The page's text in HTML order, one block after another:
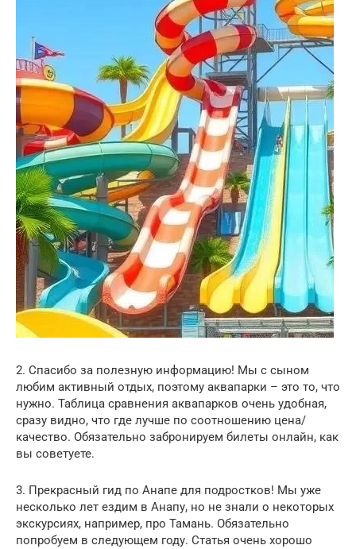
2. Спасибо за полезную информацию! Мы с сыном
любим активный отдых, поэтому аквапарки – это то, что
нужно. Таблица сравнения аквапарков очень удобная,
сразу видно, что где лучше по соотношению цена/
качество. Обязательно забронируем билеты онлайн, как
вы советуете.
3. Прекрасный гид по Анапе для подростков! Мы уже
несколько лет ездим в Анапу, но не знали о некоторых
экскурсиях, например, про Тамань. Обязательно
попробуем в следующем году. Статья очень хорошо